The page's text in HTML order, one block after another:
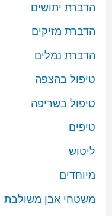
הדברת יתושים
הדברת מזיקים
הדברת נמלים
טיפול בהצפה
טיפול בשריפה
טיפים
ליטוש
מיוחדים
משטחי אבן משולבת